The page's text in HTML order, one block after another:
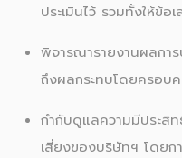
ประเมินไว้ รวมทั้งให้ข้อ
พิจารณารายงานผลการ
ถึงผลกระทบโดยครอบ
กำกับดูแลความมีประสิ
เสี่ยงของบริษัทฯ โดย